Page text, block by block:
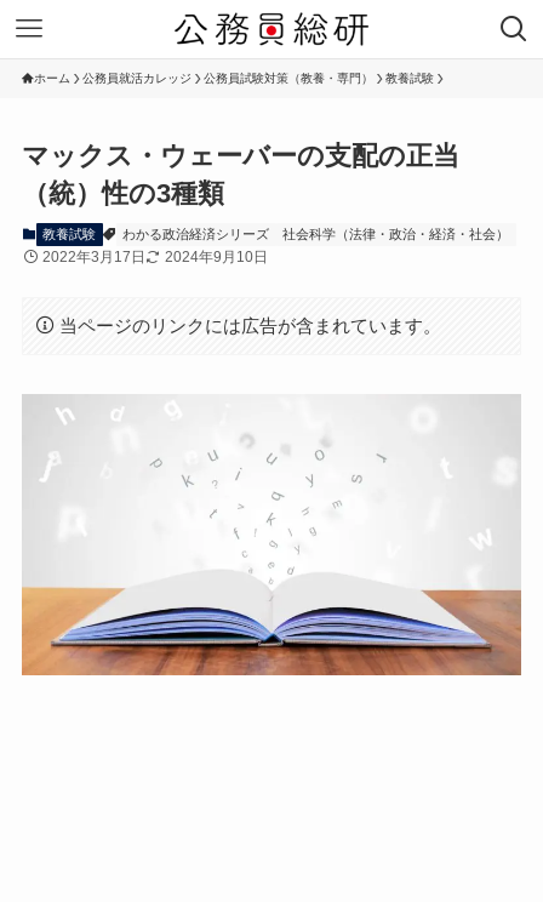
ホーム 公務員就活カレッジ 公務員試験対策（教養・専門） 教養試験
マックス・ウェーバーの支配の正当
（統）性の3種類
教養試験 わかる政治経済シリーズ 社会科学（法律・政治・経済・社会）
2022年3月17日 2024年9月10日
当ページのリンクには広告が含まれています。